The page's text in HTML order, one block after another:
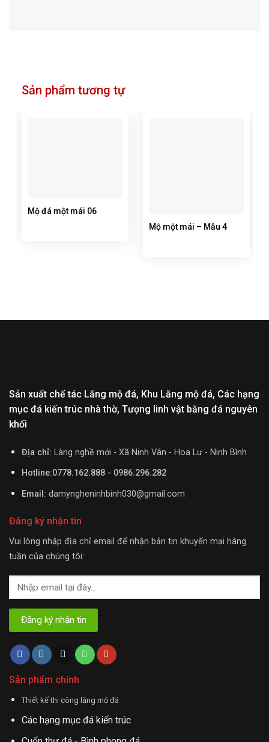
Sản phẩm tương tự
Mộ đá một mái 06
Mộ một mái – Mẫu 4
Sản xuất chế tác Lăng mộ đá, Khu Lăng mộ đá, Các hạng
mục đá kiến trúc nhà thờ, Tượng linh vật bằng đá nguyên
khối
Địa chỉ: Làng nghề mới - Xã Ninh Vân - Hoa Lư - Ninh Bình
Hotline:0778.162.888 - 0986.296.282
Email: damyngheninhbinh030@gmail.com
Đăng ký nhận tin
Vui lòng nhập địa chỉ email để nhận bản tin khuyến mại hàng
tuần của chúng tôi:
Sản phẩm chính
Thiết kế thi công lăng mộ đá
Các hạng mục đá kiến trúc